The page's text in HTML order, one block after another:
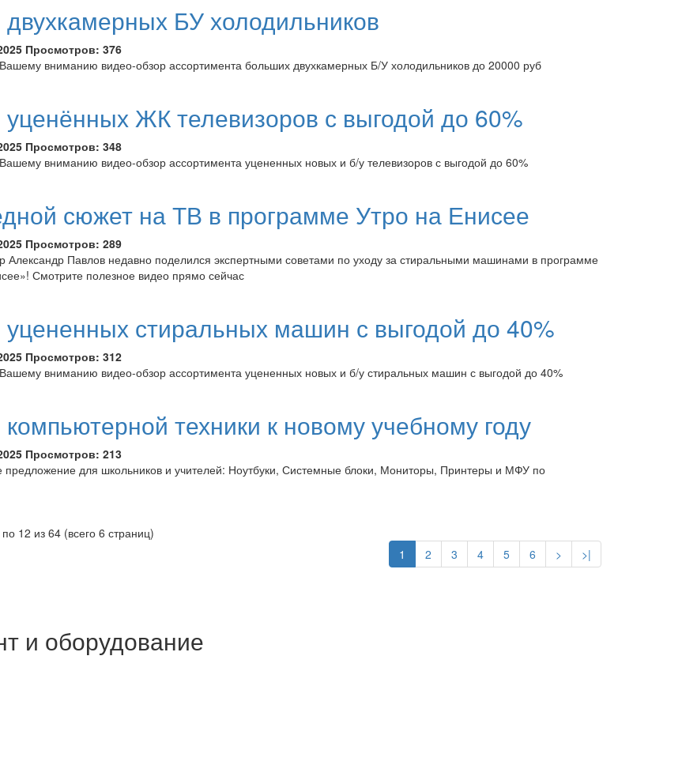
и оборудование
БУ холодильников
Просмотров: 376
вниманию видео-обзор ассортимента больших двухкамерных Б/У холодильников до 20000 руб
ЖК телевизоров с выгодой до 60%
Просмотров: 348
вниманию видео-обзор ассортимента уцененных новых и б/у телевизоров с выгодой до 60%
сюжет на ТВ в программе Утро на Енисее
Просмотров: 289
Александр Павлов недавно поделился экспертными советами по уходу за стиральными машинами в программе
Смотрите полезное видео прямо сейчас
стиральных машин с выгодой до 40%
Просмотров: 312
вниманию видео-обзор ассортимента уцененных новых и б/у стиральных машин с выгодой до 40%
техники к новому учебному году
Просмотров: 213
предложение для школьников и учителей: Ноутбуки, Системные блоки, Мониторы, Принтеры и МФУ по
12 из 64 (всего 6 страниц)
1
2 3 4 5 6 > >|